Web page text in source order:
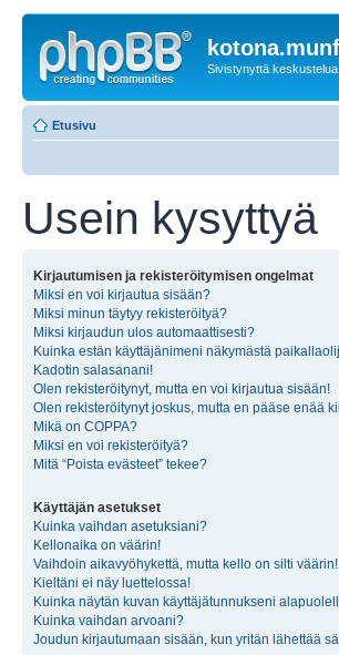
Sivistynyttä
Etusivu
Usein kysyttyä
Kirjautumisen ja rekisteröitymisen ongelmat
Miksi en voi kirjautua sisään?
Miksi minun täytyy rekisteröityä?
Miksi kirjaudun ulos automaattisesti?
Kuinka estän käyttäjänimeni näkymästä
Kadotin salasanani!
Olen rekisteröitynyt, mutta en voi kirjautua sisään!
Olen rekisteröitynyt joskus, mutta en pääse enää
Mikä on COPPA?
Miksi en voi rekisteröityä?
Mitä “Poista evästeet” tekee?
Käyttäjän asetukset
Kuinka vaihdan asetuksiani?
Kellonaika on väärin!
Vaihdoin aikavyöhykettä, mutta kello on silti väärin!
Kieltäni ei näy luettelossa!
Kuinka näytän kuvan käyttäjätunnukseni
Kuinka vaihdan arvoani?
Joudun kirjautumaan sisään, kun yritän lähettää